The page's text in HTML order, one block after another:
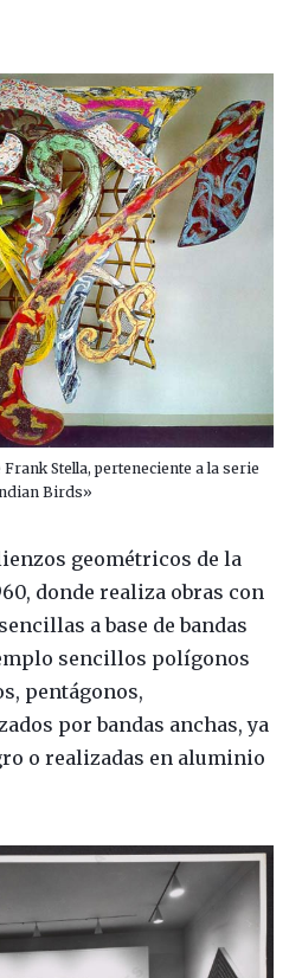
Stella, perteneciente a la serie
Birds»
geométricos de la
donde realiza obras con
a base de bandas
sencillos polígonos
pentágonos,
por bandas anchas, ya
o realizadas en aluminio